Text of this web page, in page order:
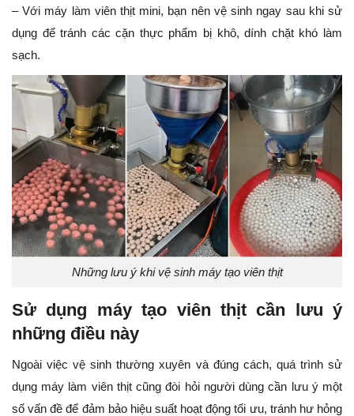
– Với máy làm viên thịt mini, bạn nên vệ sinh ngay sau khi sử
dụng để tránh các cặn thực phẩm bị khô, dính chặt khó làm
sạch.
Những lưu ý khi vệ sinh máy tạo viên thịt
Sử dụng máy tạo viên thịt cần lưu ý
những điều này
Ngoài việc vệ sinh thường xuyên và đúng cách, quá trình sử
dụng máy làm viên thịt cũng đòi hỏi người dùng cần lưu ý một
số vấn đề để đảm bảo hiệu suất hoạt động tối ưu, tránh hư hỏng